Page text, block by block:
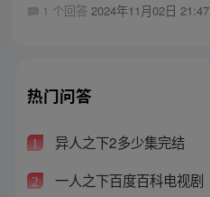
1 个回答 2024年11月02日 21:47
热门问答
1 异人之下2多少集完结
2 一人之下百度百科电视剧